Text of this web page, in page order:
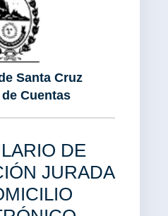
Santa Cruz
Cuentas
DE
JURADA